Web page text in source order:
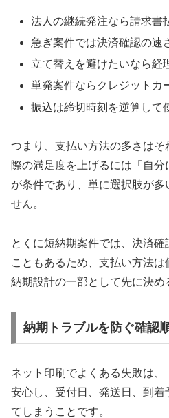
法人の継続発注なら請求書
急ぎ案件では決済確認の速
立て替えを避けたいなら経
単発案件ならクレジットカ
振込は締切時刻を逆算して
つまり、支払い方法の多さは
際の満足度を上げるには「自分
が条件であり、単に選択肢が多
せん。
とくに短納期案件では、決済
こともあるため、支払い方法は
納期設計の一部として先に決め
納期トラブルを防ぐ確認
ネット印刷でよくある失敗は
安心し、受付日、発送日、到
てしまうことです。